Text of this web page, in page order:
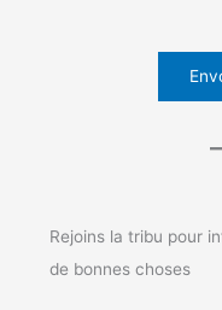
Rejoins la tribu pour
de bonnes choses